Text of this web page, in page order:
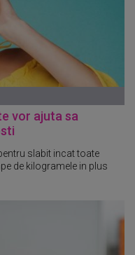
vor ajuta sa
slabit incat toate
de kilogramele in plus